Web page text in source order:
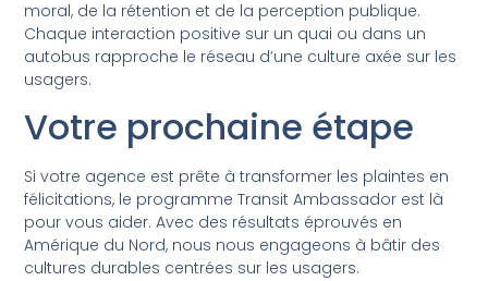
moral, de la rétention et de la perception publique.
Chaque interaction positive sur un quai ou dans un
autobus rapproche le réseau d’une culture axée sur les
usagers.
Votre prochaine étape
Si votre agence est prête à transformer les plaintes en
félicitations, le programme Transit Ambassador est là
pour vous aider. Avec des résultats éprouvés en
Amérique du Nord, nous nous engageons à bâtir des
cultures durables centrées sur les usagers.